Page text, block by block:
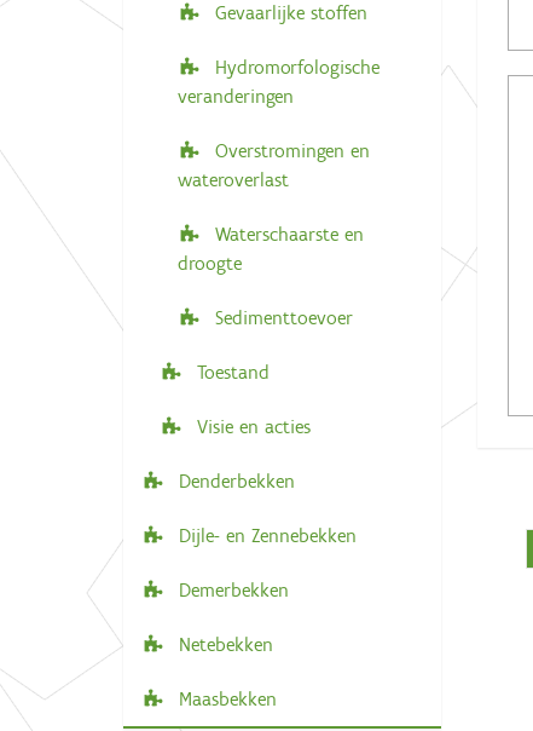
Gevaarlijke stoffen
Hydromorfologische
veranderingen
Overstromingen en
wateroverlast
Waterschaarste en
droogte
Sedimenttoevoer
Toestand
Visie en acties
Denderbekken
Dijle- en Zennebekken
Demerbekken
Netebekken
Maasbekken